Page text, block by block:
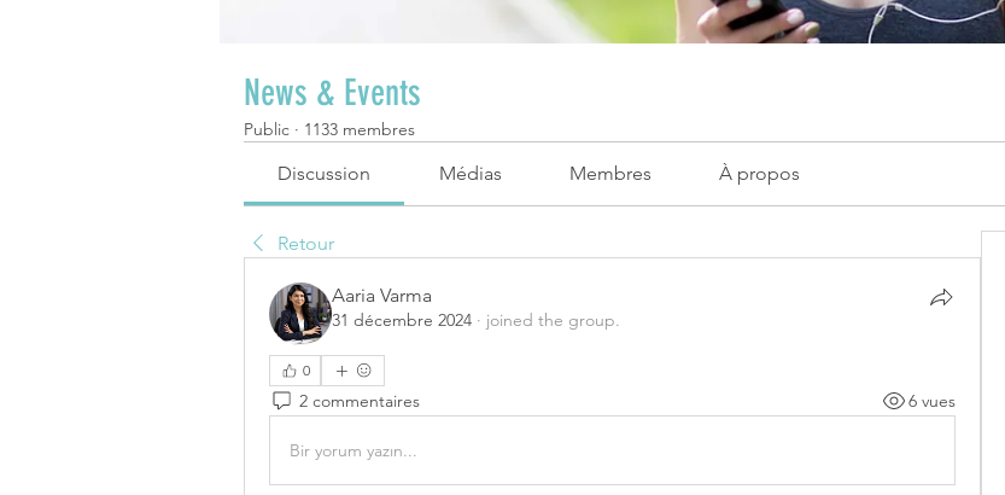
News & Events
Public · 1133 membres
Discussion Médias Membres À propos
Retour
Aaria Varma
31 décembre 2024 · joined the group.
0
2 commentaires 6 vues
Bir yorum yazın...